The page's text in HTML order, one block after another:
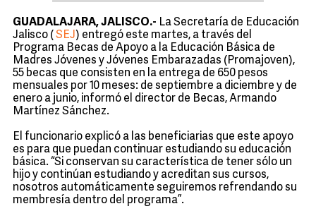
GUADALAJARA, JALISCO.- La Secretaría de Educación
Jalisco ( SEJ) entregó este martes, a través del
Programa Becas de Apoyo a la Educación Básica de
Madres Jóvenes y Jóvenes Embarazadas (Promajoven),
55 becas que consisten en la entrega de 650 pesos
mensuales por 10 meses: de septiembre a diciembre y de
enero a junio, informó el director de Becas, Armando
Martínez Sánchez.
El funcionario explicó a las beneficiarias que este apoyo
es para que puedan continuar estudiando su educación
básica. “Si conservan su característica de tener sólo un
hijo y continúan estudiando y acreditan sus cursos,
nosotros automáticamente seguiremos refrendando su
membresía dentro del programa”.